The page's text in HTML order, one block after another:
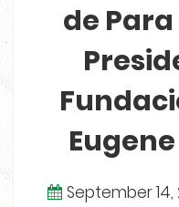
de
September 14,